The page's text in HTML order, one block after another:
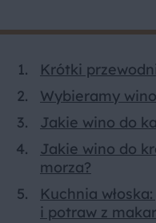
Krótki
Wybieramy
Jakie wino do
Jakie wino do
morza?
Kuchnia
i potraw z